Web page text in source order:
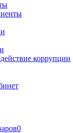
коррупции
0